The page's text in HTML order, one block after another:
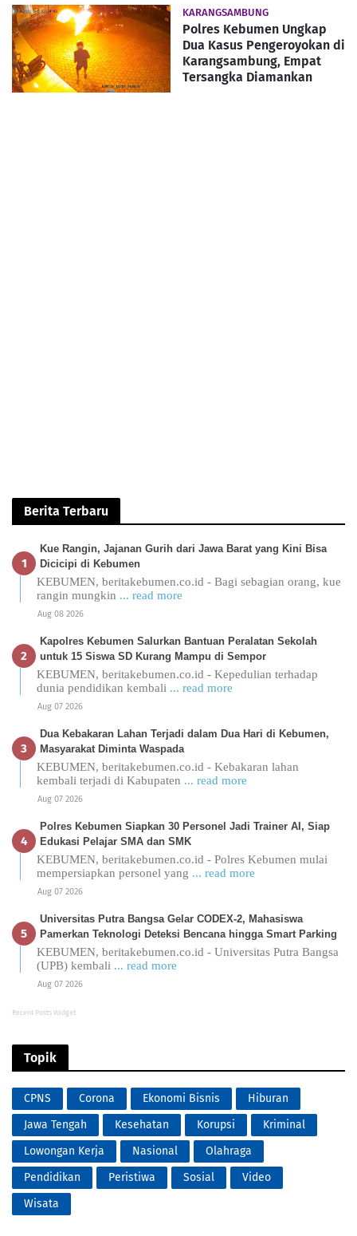
KARANGSAMBUNG
Polres Kebumen Ungkap
Dua Kasus Pengeroyokan di
Karangsambung, Empat
Tersangka Diamankan
Berita Terbaru
Kue Rangin, Jajanan Gurih dari Jawa Barat yang Kini Bisa
Dicicipi di Kebumen
KEBUMEN, beritakebumen.co.id - Bagi sebagian orang, kue
rangin mungkin ... read more
Aug 08 2026
Kapolres Kebumen Salurkan Bantuan Peralatan Sekolah
untuk 15 Siswa SD Kurang Mampu di Sempor
KEBUMEN, beritakebumen.co.id - Kepedulian terhadap
dunia pendidikan kembali ... read more
Aug 07 2026
Dua Kebakaran Lahan Terjadi dalam Dua Hari di Kebumen,
Masyarakat Diminta Waspada
KEBUMEN, beritakebumen.co.id - Kebakaran lahan
kembali terjadi di Kabupaten ... read more
Aug 07 2026
Polres Kebumen Siapkan 30 Personel Jadi Trainer AI, Siap
Edukasi Pelajar SMA dan SMK
KEBUMEN, beritakebumen.co.id - Polres Kebumen mulai
mempersiapkan personel yang ... read more
Aug 07 2026
Universitas Putra Bangsa Gelar CODEX-2, Mahasiswa
Pamerkan Teknologi Deteksi Bencana hingga Smart Parking
KEBUMEN, beritakebumen.co.id - Universitas Putra Bangsa
(UPB) kembali ... read more
Aug 07 2026
Recent Posts Widget
Topik
CPNS Corona Ekonomi Bisnis
Hiburan
Jawa Tengah
Kesehatan Korupsi
Kriminal
Lowongan Kerja
Nasional
Olahraga
Pendidikan
Peristiwa Sosial
Video
Wisata